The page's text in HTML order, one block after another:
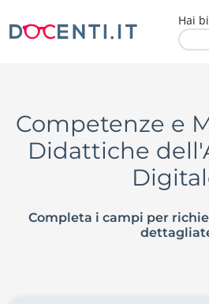
Hai
Competenze e
Didattiche
Completa i campi per